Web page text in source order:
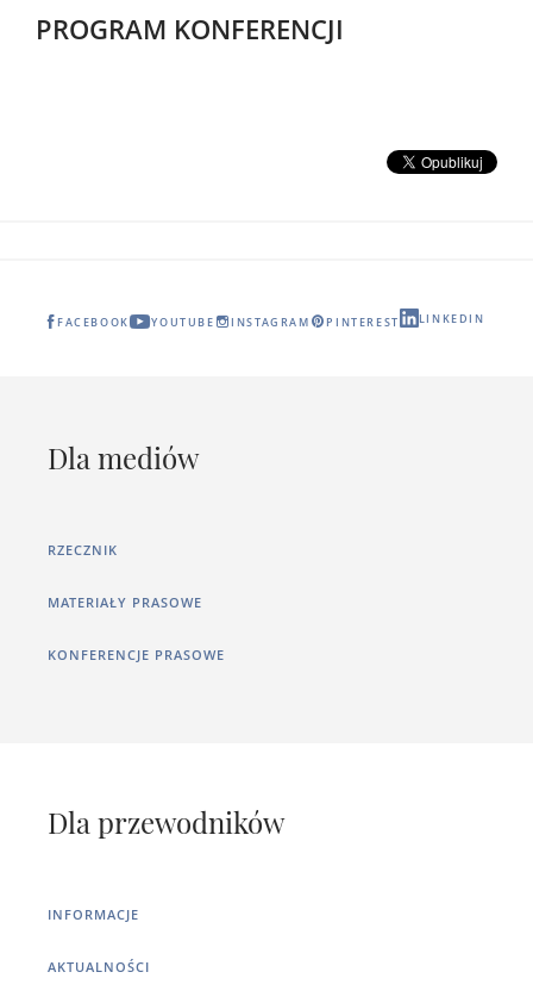
PROGRAM KONFERENCJI
FACEBOOK YOUTUBE INSTAGRAM PINTEREST LINKEDIN
Dla mediów
RZECZNIK
MATERIAŁY PRASOWE
KONFERENCJE PRASOWE
Dla przewodników
INFORMACJE
AKTUALNOŚCI